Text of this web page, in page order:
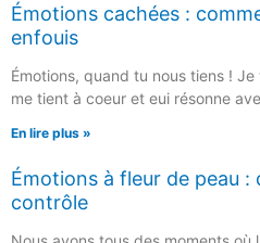
Émotions cachées :
enfouis
Émotions, quand tu nous tiens !
me tient à coeur et eui résonne
En lire plus »
Émotions à fleur de peau
contrôle